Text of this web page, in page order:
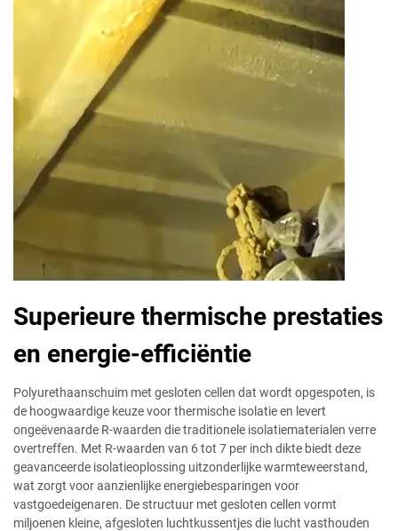
Superieure thermische prestaties
en energie-efficiëntie
Polyurethaanschuim met gesloten cellen dat wordt opgespoten, is
de hoogwaardige keuze voor thermische isolatie en levert
ongeëvenaarde R-waarden die traditionele isolatiematerialen verre
overtreffen. Met R-waarden van 6 tot 7 per inch dikte biedt deze
geavanceerde isolatieoplossing uitzonderlijke warmteweerstand,
wat zorgt voor aanzienlijke energiebesparingen voor
vastgoedeigenaren. De structuur met gesloten cellen vormt
miljoenen kleine, afgesloten luchtkussentjes die lucht vasthouden